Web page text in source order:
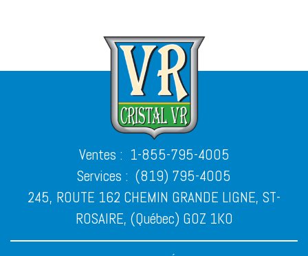
Ventes : 1-855-795-4005
Services : (819) 795-4005
245, ROUTE 162 CHEMIN GRANDE LIGNE, ST-
ROSAIRE, (Québec) G0Z 1K0